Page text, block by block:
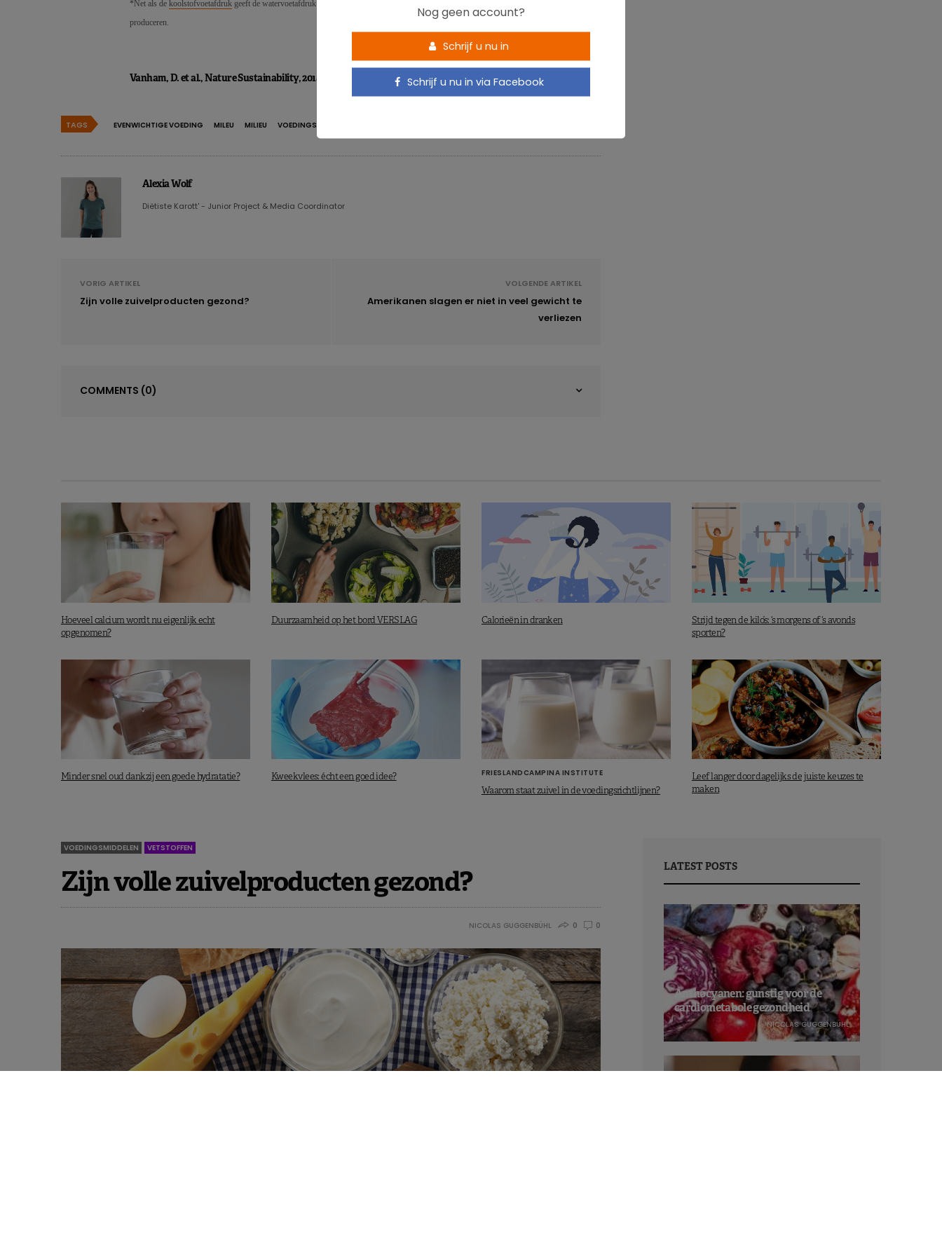
*Net als de koolstofvoetafdruk geeft de watervoetafdruk weer hoeveel zoet water gebruikt wordt om, in dit geval, voedingsmiddelen te
produceren.
Vanham, D. et al., Nature Sustainability, 2018, 1, 518-525.
TAGS EVENWICHTIGE VOEDING MILEU MILIEU VOEDINGSPATROON
Alexia Wolf
Diëtiste Karott' - Junior Project & Media Coordinator
VORIG ARTIKEL
Zijn volle zuivelproducten gezond?
VOLGENDE ARTIKEL
Amerikanen slagen er niet in veel gewicht te
verliezen
COMMENTS (0)
Hoeveel calcium wordt nu eigenlijk echt
opgenomen?
Duurzaamheid op het bord VERSLAG Calorieën in dranken
Strijd tegen de kilo’s: ‘s morgens of ‘s avonds
sporten?
Minder snel oud dankzij een goede hydratatie? Kweekvlees: écht een goed idee? FRIESLANDCAMPINA INSTITUTE
Waarom staat zuivel in de voedingsrichtlijnen?
Leef langer door dagelijks de juiste keuzes te
maken
VOEDINGSMIDDELEN VETSTOFFEN
Zijn volle zuivelproducten gezond?
NICOLAS GUGGENBÜHL 0 0
LATEST POSTS
Anthocyanen: gunstig voor de
cardiometabole gezondheid
NICOLAS GUGGENBÜHL
Nog geen account?
Schrijf u nu in
Schrijf u nu in via Facebook